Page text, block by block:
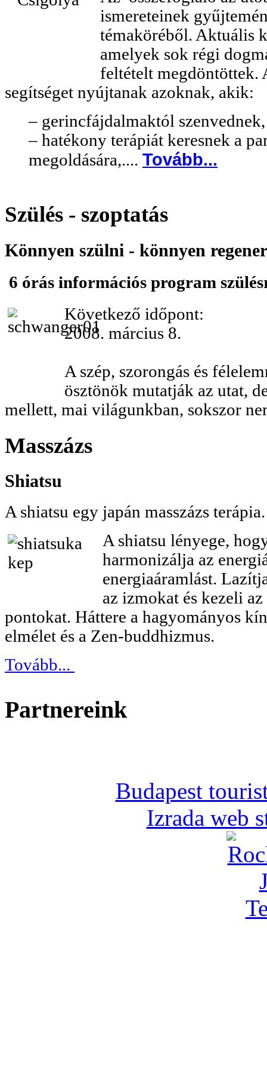
ismereteinek
témaköréből. Aktuális
amelyek sok régi
feltételt
segítséget nyújtanak azoknak, akik:
– gerincfájdalmaktól
– hatékony terápiát keresnek a
megoldására,.... Tovább...
Szülés - szoptatás
Könnyen szülni - könnyen
6 órás információs program
Következő időpont:
2008. március 8.
A szép, szorongás és
ösztönök mutatják az utat,
mellett, mai világunkban, sokszor
Masszázs
Shiatsu
A shiatsu egy japán masszázs terápia.
A shiatsu lényege,
harmonizálja az
energiaáramlást.
az izmokat és kezeli az
pontokat. Háttere a hagyományos
elmélet és a Zen-buddhizmus.
Tovább...
Partnereink
Budapest
Izrada web